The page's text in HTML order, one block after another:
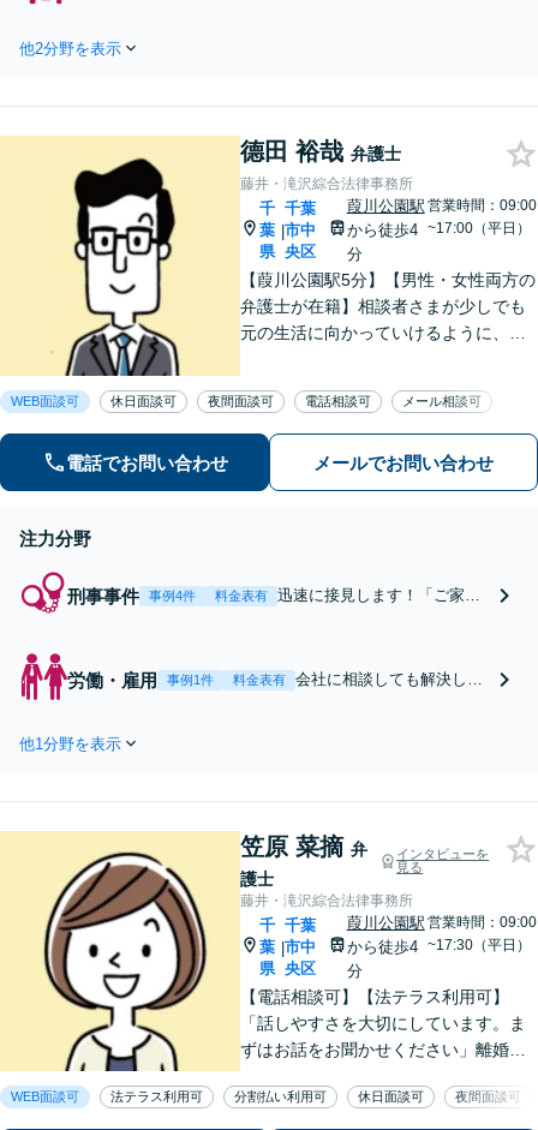
お任せください。
他2分野を表示
德田 裕哉 弁護士
藤井・滝沢綜合法律事務所
千
葉
県
|
千葉
市中
央区
葭川公園駅
から徒歩4
分
営業時間：09:00
~17:00（平日）
【葭川公園駅5分】【男性・女性両方の
弁護士が在籍】相談者さまが少しでも
元の生活に向かっていけるように、最
で休日・夜間面談可】【完全個室】
WEB面談可 休日面談可 夜間面談可 電話相談可 メール相談可
電話でお問い合わせ メールでお問い合わせ
注力分野
刑事事件 事例4件 料金表有
迅速に接見します！「ご家族
類問わずお任せください。示
談交渉や身柄解放へ向け、元
労働・雇用 事例1件 料金表有
会社に相談しても解決しな
あなたの平穏な日常を取り
気軽にご連絡ください。
【事前予約で休日・夜間面
談可】
他1分野を表示
笠原 菜摘 弁
護士
インタビューを
見る
藤井・滝沢綜合法律事務所
千
葉
県
|
千葉
市中
央区
葭川公園駅
から徒歩4
分
営業時間：09:00
~17:30（平日）
【電話相談可】【法テラス利用可】
「話しやすさを大切にしています。ま
ずはお話をお聞かせください」離婚男
件／相続紛争など、幅広いご相談に対
WEB面談可 法テラス利用可 分割払い利用可 休日面談可 夜間面談可